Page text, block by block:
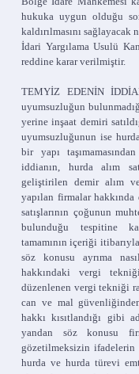
hukuka uygun olduğu
kaldırılmasını
İdari Yargılama Usulü
reddine karar verilmiştir.
TEMYİZ EDENİN
uyumsuzluğun
yerine inşaat demiri
uyumsuzluğunun ise
bir yapı
iddianın, hurda alım
geliştirilen demir alım ve
yapılan firmalar
satışlarının çoğunun
bulunduğu tespitine
tamamının içeriği
söz konusu ayrıma
hakkındaki vergi
düzenlenen vergi tekniği
can ve mal
hakkı kısıtlandığı gibi
yandan söz konusu
gözetilmeksizin ifadelerin
hurda ve hurda türevi